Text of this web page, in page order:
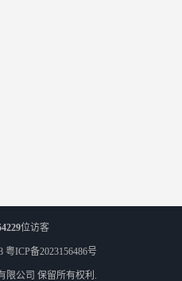
位访客
粤ICP备2023156486号
限公司 保留所有权利.